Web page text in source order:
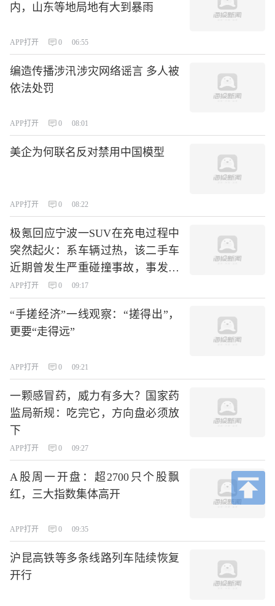
内，山东等地局地有大到暴雨
APP打开 0 06:55
编造传播涉汛涉灾网络谣言 多人被
依法处罚
APP打开 0 08:01
美企为何联名反对禁用中国模型
APP打开 0 08:22
极氪回应宁波一SUV在充电过程中
突然起火：系车辆过热，该二手车
近期曾发生严重碰撞事故，事发后
未通过官方授权点进行检测及维修
APP打开 0 09:17
“手搓经济”一线观察：“搓得出”，
更要“走得远”
APP打开 0 09:21
一颗感冒药，威力有多大？国家药
监局新规：吃完它，方向盘必须放
下
APP打开 0 09:27
A股周一开盘：超2700只个股飘
红，三大指数集体高开
APP打开 0 09:35
沪昆高铁等多条线路列车陆续恢复
开行